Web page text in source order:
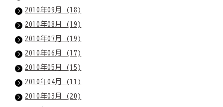
2010年09月 (18)
2010年08月 (19)
2010年07月 (19)
2010年06月 (17)
2010年05月 (15)
2010年04月 (11)
2010年03月 (20)